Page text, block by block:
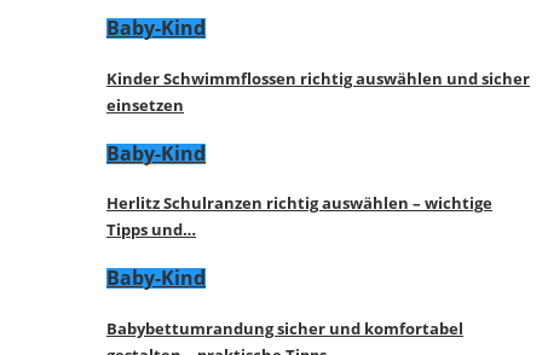
Baby-Kind
Kinder Schwimmflossen richtig auswählen und sicher
einsetzen
Baby-Kind
Herlitz Schulranzen richtig auswählen – wichtige
Tipps und…
Baby-Kind
Babybettumrandung sicher und komfortabel